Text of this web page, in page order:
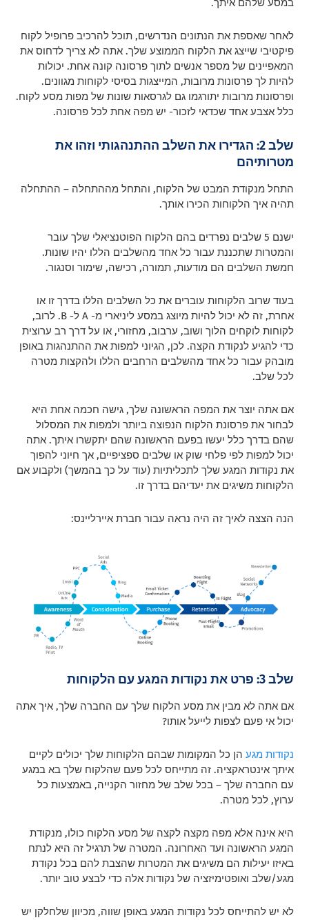
במסע שלהם איתך.
לאחר שאספת את הנתונים הנדרשים, תוכל להרכיב פרופיל לקוח
פיקטיבי שייצג את הלקוח הממוצע שלך. אתה לא צריך לדחוס את
המאפיינים של מספר אנשים לתוך פרסונה קונה אחת. יכולות
להיות לך פרסונות מרובות, המייצגות בסיסי לקוחות מגוונים.
ופרסונות מרובות יתורגמו גם לגרסאות שונות של מפות מסע לקוח.
כלל אצבע אחד שכדאי לזכור- יש מפה אחת לכל פרסונה.
שלב 2: הגדירו את השלב ההתנהגותי וזהו את
מטרותיהם
התחל מנקודת המבט של הלקוח, והתחל מההתחלה – ההתחלה
תהיה איך הלקוחות הכירו אותך.
ישנם 5 שלבים נפרדים בהם הלקוח הפוטנציאלי שלך עובר
והמטרות שתכננת עבור כל אחד מהשלבים הללו יהיו שונות.
חמשת השלבים הם מודעות, תמורה, רכישה, שימור וסנגור.
בעוד שרוב הלקוחות עוברים את כל השלבים הללו בדרך זו או
אחרת, זה לא יכול להיות מיוצג במסע ליניארי מ- A ל- B. לרוב,
לקוחות לוקחים הלוך ושוב, ערבוב, מחזורי, או על דרך רב ערוצית
כדי להגיע לנקודת הקצה. לכן, הגיוני למפות את ההתנהגות באופן
מובהק עבור כל אחד מהשלבים הרחבים הללו ולהקצות מטרה
לכל שלב.
אם אתה יוצר את המפה הראשונה שלך, גישה חכמה אחת היא
לבחור את פרסונת הלקוח הנפוצה ביותר ולמפות את המסלול
שהם בדרך כלל יעשו בפעם הראשונה שהם יתקשרו איתך. אתה
יכול למפות לפי פלחי שוק או שלבים ספציפיים, אך חיוני להפוך
את נקודות המגע שלך לתכליתיות (עוד על כך בהמשך) ולקבוע אם
הלקוחות משיגים את יעדיהם בדרך זו.
הנה הצצה לאיך זה היה נראה עבור חברת איירליינס:
שלב 3: פרט את נקודות המגע עם הלקוחות
אם אתה לא מבין את מסע הלקוח שלך עם החברה שלך, איך אתה
יכול אי פעם לצפות לייעל אותו?
נקודות מגע הן כל המקומות שבהם הלקוחות שלך יכולים לקיים
איתך אינטראקציה. זה מתייחס לכל פעם שהלקוח שלך בא במגע
עם החברה שלך – בכל שלב של מחזור הקנייה, באמצעות כל
ערוץ, לכל מטרה.
היא אינה אלא מפה מקצה לקצה של מסע הלקוח כולו, מנקודת
המגע הראשונה ועד האחרונה. המטרה של תרגיל זה היא לנתח
באיזו יעילות הם משיגים את המטרות שהצבת להם בכל נקודת
מגע/שלב ואופטימיזציה של נקודות אלה כדי לבצע טוב יותר.
לא יש להתייחס לכל נקודות המגע באופן שווה, מכיוון שלחלקן יש